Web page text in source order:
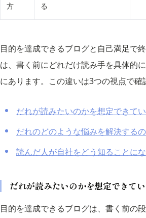
方
る
目的を達成できるブログと自己満足で
は、書く前にどれだけ読み手を具体的
にあります。この違いは3つの視点で確
だれが読みたいのかを想定できて
だれのどのような悩みを解決する
読んだ人が自社をどう知ることに
だれが読みたいのかを想定できて
目的を達成できるブログは、書く前の